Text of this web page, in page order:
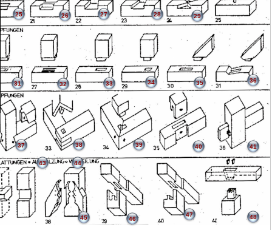
25 26 27 28 29
31 32 33 34 35 36
37 38 39 40 41
43 44
45 46
47 48